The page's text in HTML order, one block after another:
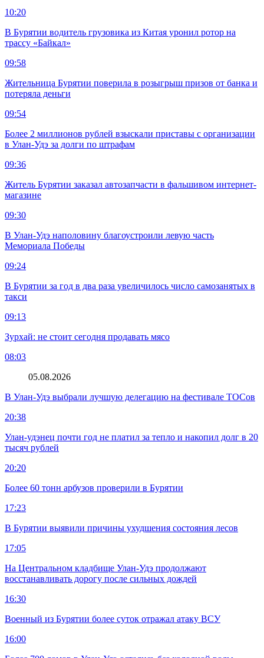
10:20
В Бурятии водитель грузовика из Китая уронил ротор на
трассу «Байкал»
09:58
Жительница Бурятии поверила в розыгрыш призов от банка и
потеряла деньги
09:54
Более 2 миллионов рублей взыскали приставы с организации
в Улан-Удэ за долги по штрафам
09:36
Житель Бурятии заказал автозапчасти в фальшивом интернет-
магазине
09:30
В Улан-Удэ наполовину благоустроили левую часть
Мемориала Победы
09:24
В Бурятии за год в два раза увеличилось число самозанятых в
такси
09:13
Зурхай: не стоит сегодня продавать мясо
08:03
05.08.2026
В Улан-Удэ выбрали лучшую делегацию на фестивале ТОСов
20:38
Улан-удэнец почти год не платил за тепло и накопил долг в 20
тысяч рублей
20:20
Более 60 тонн арбузов проверили в Бурятии
17:23
В Бурятии выявили причины ухудшения состояния лесов
17:05
На Центральном кладбище Улан-Удэ продолжают
восстанавливать дорогу после сильных дождей
16:30
Военный из Бурятии более суток отражал атаку ВСУ
16:00